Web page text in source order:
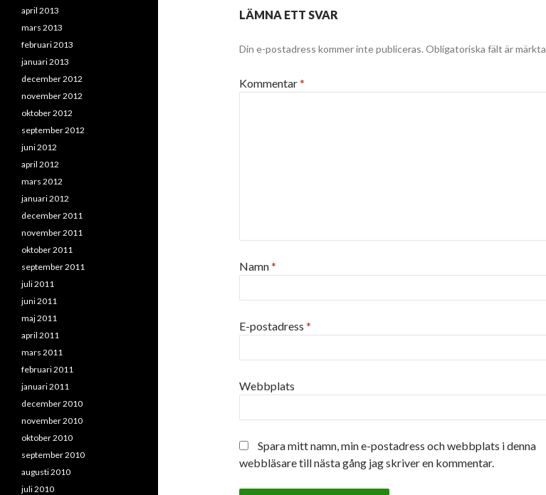
LÄMNA ETT SVAR
Din e-postadress kommer inte publiceras. Obligatoriska fält är märkta
Kommentar*
Namn*
E-postadress *
Webbplats
Spara mitt namn, min e-postadress och webbplats i denna
webbläsare till nästa gång jag skriver en kommentar.
april 2013
mars 2013
februari 2013
januari 2013
december 2012
november 2012
oktober 2012
september 2012
juni 2012
april 2012
mars 2012
januari 2012
december 2011
november 2011
oktober 2011
september 2011
juli 2011
juni 2011
maj 2011
april 2011
mars 2011
februari 2011
januari 2011
december 2010
november 2010
oktober 2010
september 2010
augusti 2010
juli 2010